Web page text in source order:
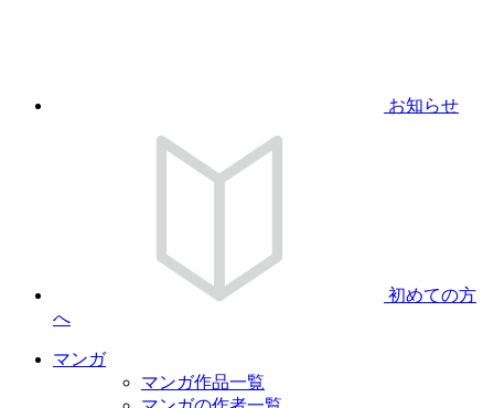
お知らせ
初めての方
へ
マンガ
マンガ作品一覧